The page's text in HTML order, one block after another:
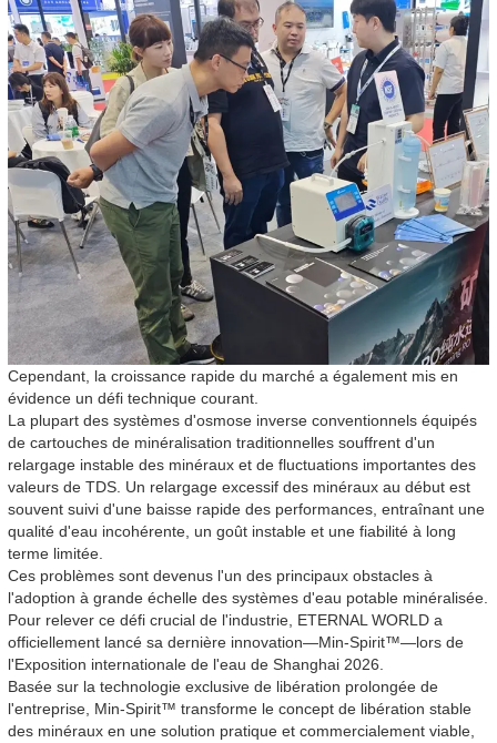
Cependant, la croissance rapide du marché a également mis en
évidence un défi technique courant.
La plupart des systèmes d'osmose inverse conventionnels équipés
de cartouches de minéralisation traditionnelles souffrent d'un
relargage instable des minéraux et de fluctuations importantes des
valeurs de TDS. Un relargage excessif des minéraux au début est
souvent suivi d'une baisse rapide des performances, entraînant une
qualité d'eau incohérente, un goût instable et une fiabilité à long
terme limitée.
Ces problèmes sont devenus l'un des principaux obstacles à
l'adoption à grande échelle des systèmes d'eau potable minéralisée.
Pour relever ce défi crucial de l'industrie, ETERNAL WORLD a
officiellement lancé sa dernière innovation—Min-Spirit™—lors de
l'Exposition internationale de l'eau de Shanghai 2026.
Basée sur la technologie exclusive de libération prolongée de
l'entreprise, Min-Spirit™ transforme le concept de libération stable
des minéraux en une solution pratique et commercialement viable,